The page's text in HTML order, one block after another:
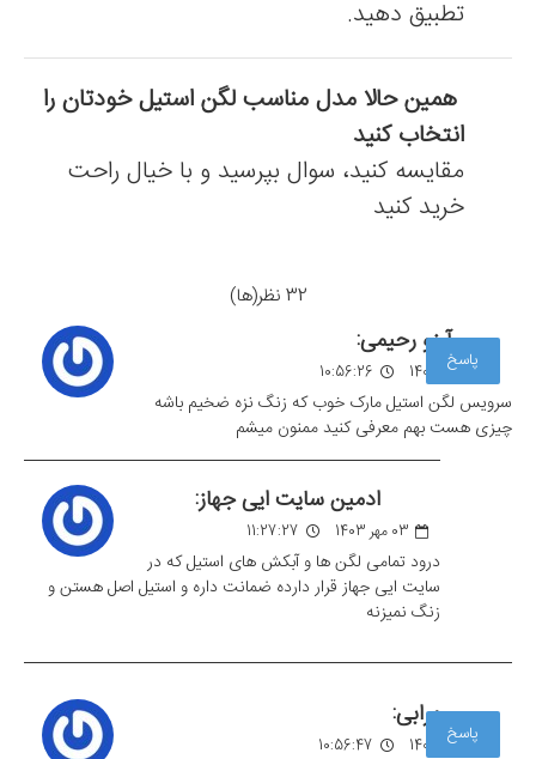
تطبیق دهید.
همین حالا مدل مناسب لگن استیل خودتان را
انتخاب کنید
مقایسه کنید، سوال بپرسید و با خیال راحت
خرید کنید
32 نظر(ها)
آرزو رحیمی:
02 مهر 1403 10:56:26 پاسخ
سرویس لگن استیل مارک خوب که زنگ نزه ضخیم باشه
چیزی هست بهم معرفی کنید ممنون میشم
ادمین سایت ایی جهاز:
03 مهر 1403 11:27:27
درود تمامی لگن ها و آبکش های استیل که در
سایت ایی جهاز قرار دارده ضمانت داره و استیل اصل هستن و
زنگ نمیزنه
مهرابی:
02 مهر 1403 10:56:47 پاسخ